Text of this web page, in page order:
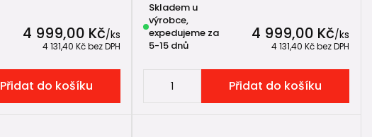
4 999,00 Kč/ks
4 131,40 Kčbez DPH
Přidat do košíku
4 999,00 Kč/ks
4 131,40 Kčbez DPH
Skladem u
výrobce,
expedujeme za
5-15 dnů
Přidat do košíku